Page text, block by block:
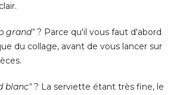
grand" ? Parce qu'il vous faut d'abord
du collage, avant de vous lancer sur
blanc" ? La serviette étant très fine, le